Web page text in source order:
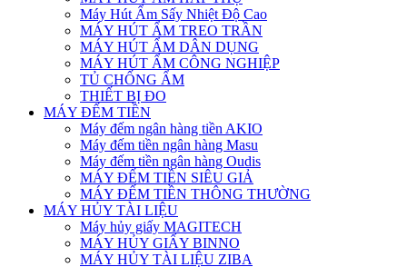
Máy Hút Ẩm Sấy Nhiệt Độ Cao
MÁY HÚT ẨM TREO TRẦN
MÁY HÚT ẨM DÂN DỤNG
MÁY HÚT ẨM CÔNG NGHIỆP
TỦ CHỐNG ẨM
THIẾT BỊ ĐO
MÁY ĐẾM TIỀN
Máy đếm ngân hàng tiền AKIO
Máy đếm tiền ngân hàng Masu
Máy đếm tiền ngân hàng Oudis
MÁY ĐẾM TIỀN SIÊU GIẢ
MÁY ĐẾM TIỀN THÔNG THƯỜNG
MÁY HỦY TÀI LIỆU
Máy hủy giấy MAGITECH
MÁY HỦY GIẤY BINNO
MÁY HỦY TÀI LIỆU ZIBA